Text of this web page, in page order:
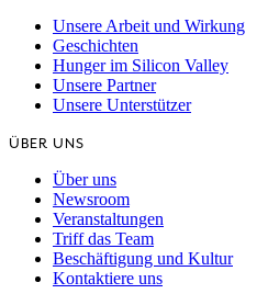
Unsere Arbeit und Wirkung
Geschichten
Hunger im Silicon Valley
Unsere Partner
Unsere Unterstützer
ÜBER UNS
Über uns
Newsroom
Veranstaltungen
Triff das Team
Beschäftigung und Kultur
Kontaktiere uns